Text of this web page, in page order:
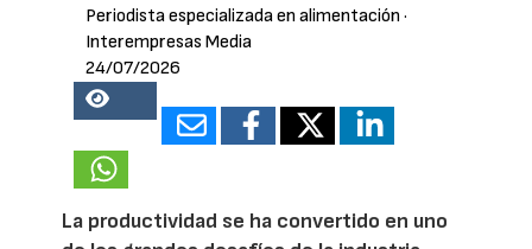
Periodista especializada en alimentación ·
Interempresas Media
24/07/2026
18530
La productividad se ha convertido en uno